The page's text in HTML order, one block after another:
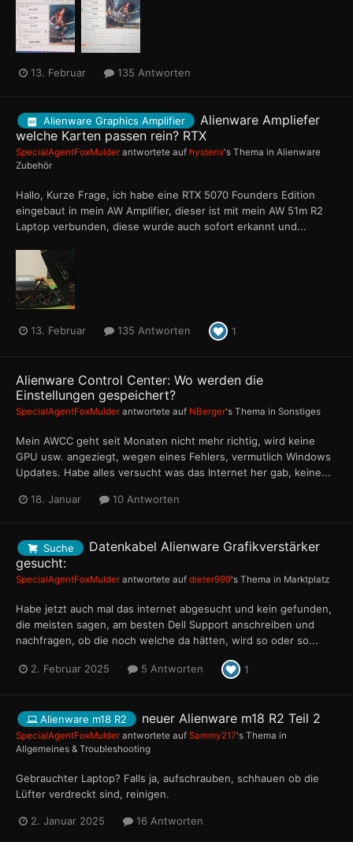
13. Februar 135 Antworten
Alienware Graphics Amplifier
Alienware Ampliefer
welche Karten passen rein? RTX
SpecialAgentFoxMulder antwortete auf hysterix's Thema in Alienware
Zubehör
Hallo, Kurze Frage, ich habe eine RTX 5070 Founders Edition
eingebaut in mein AW Amplifier, dieser ist mit mein AW 51m R2
Laptop verbunden, diese wurde auch sofort erkannt und...
13. Februar 135 Antworten 1
Alienware Control Center: Wo werden die
Einstellungen gespeichert?
SpecialAgentFoxMulder antwortete auf NBerger's Thema in Sonstiges
Mein AWCC geht seit Monaten nicht mehr richtig, wird keine
GPU usw. angeziegt, wegen eines Fehlers, vermutlich Windows
Updates. Habe alles versucht was das Internet her gab, keine...
18. Januar 10 Antworten
Suche
Datenkabel Alienware Grafikverstärker
gesucht:
SpecialAgentFoxMulder antwortete auf dieter999's Thema in Marktplatz
Habe jetzt auch mal das internet abgesucht und kein gefunden,
die meisten sagen, am besten Dell Support anschreiben und
nachfragen, ob die noch welche da hätten, wird so oder so...
2. Februar 2025 5 Antworten 1
Alienware m18 R2 neuer Alienware m18 R2 Teil 2
SpecialAgentFoxMulder antwortete auf Sammy217's Thema in
Allgemeines & Troubleshooting
Gebrauchter Laptop? Falls ja, aufschrauben, schhauen ob die
Lüfter verdreckt sind, reinigen.
2. Januar 2025 16 Antworten